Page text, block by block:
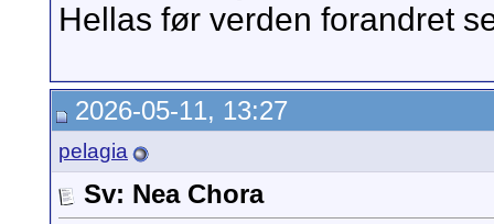
Hellas før verden forandret
2026-05-11, 13:27
pelagia
Sv: Nea Chora